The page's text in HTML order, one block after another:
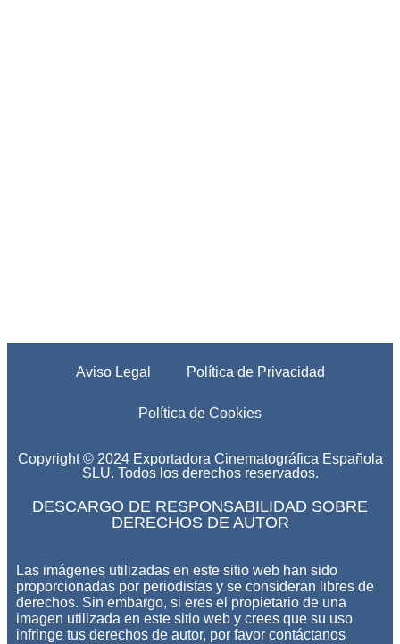
Aviso Legal Política de Privacidad
Política de Cookies
Copyright © 2024 Exportadora Cinematográfica Española
SLU. Todos los derechos reservados.
DESCARGO DE RESPONSABILIDAD SOBRE
DERECHOS DE AUTOR
Las imágenes utilizadas en este sitio web han sido
proporcionadas por periodistas y se consideran libres de
derechos. Sin embargo, si eres el propietario de una
imagen utilizada en este sitio web y crees que su uso
infringe tus derechos de autor, por favor contáctanos